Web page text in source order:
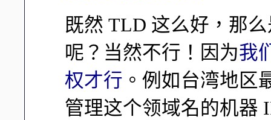
既然 TLD 这么好，那
呢？当然不行！因为我
权才行 。例如台湾地区
管理这个领域名的机器